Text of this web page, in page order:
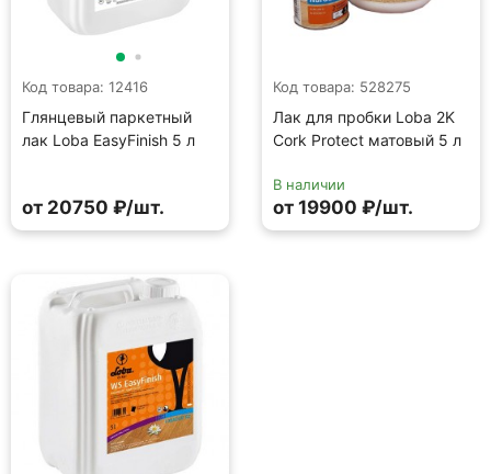
Код товара: 12416
Глянцевый паркетный
лак Loba EasyFinish 5 л
от 20750 ₽/шт.
Код товара: 528275
Лак для пробки Loba 2K
Cork Protect матовый 5 л
В наличии
от 19900 ₽/шт.